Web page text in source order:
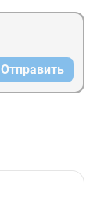
Отправить